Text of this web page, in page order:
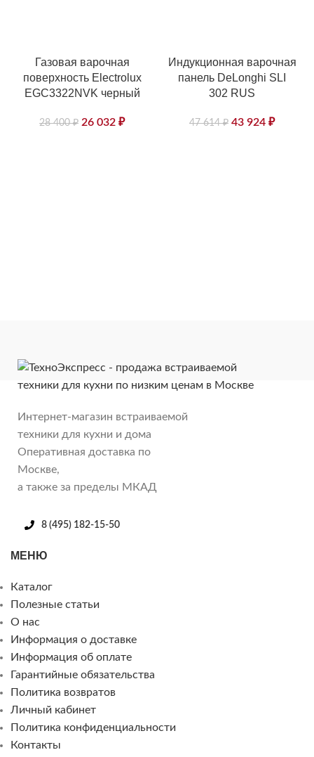
Газовая варочная
поверхность Electrolux
EGC3322NVK черный
28 400₽ 26 032 ₽
Индукционная варочная
панель DeLonghi SLI
302 RUS
47 614₽ 43 924 ₽
Интернет-магазин встраиваемой
техники для кухни и дома
Оперативная доставка по
Москве,
а также за пределы МКАД
8 (495) 182-15-50
МЕНЮ
Каталог
Полезные статьи
О нас
Информация о доставке
Информация об оплате
Гарантийные обязательства
Политика возвратов
Личный кабинет
Политика конфиденциальности
Контакты